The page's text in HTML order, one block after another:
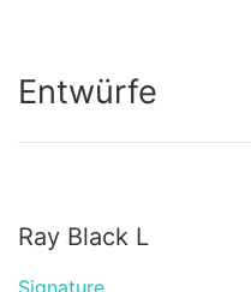
Entwürfe
Ray Black L
Signature